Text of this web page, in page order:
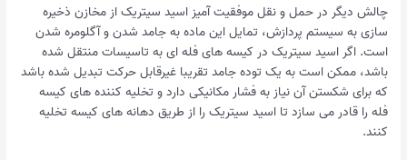
چالش دیگر در حمل و نقل موفقیت آمیز اسید سیتریک از مخازن ذخیره
سازی به سیستم پردازش، تمایل این ماده به جامد شدن و آگلومره شدن
است. اگر اسید سیتریک در کیسه های فله ای به تاسیسات منتقل شده
باشد، ممکن است به یک توده جامد تقریبا غیرقابل حرکت تبدیل شده باشد
که برای شکستن آن نیاز به فشار مکانیکی دارد و تخلیه کننده های کیسه
فله را قادر می سازد تا اسید سیتریک را از طریق دهانه های کیسه تخلیه
کنند.